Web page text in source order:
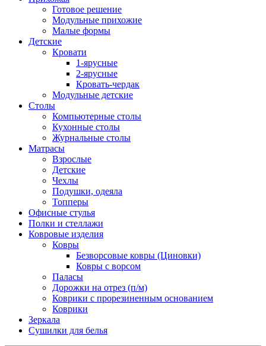
Готовое решение
Модульные прихожие
Малые формы
Детские
Кровати
1-ярусные
2-ярусные
Кровать-чердак
Модульные детские
Столы
Компьютерные столы
Кухонные столы
Журнальные столы
Матрасы
Взрослые
Детские
Чехлы
Подушки, одеяла
Топперы
Офисные стулья
Полки и стеллажи
Ковровые изделия
Ковры
Безворсовые ковры (Циновки)
Ковры с ворсом
Паласы
Дорожки на отрез (п/м)
Коврики с прорезиненным основанием
Коврики
Зеркала
Сушилки для белья